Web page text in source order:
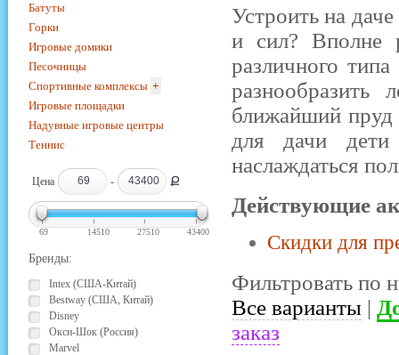
Устроить на
и сил? Вполне
различного
ближайший пруд
для дачи
наслаждаться
Действующие
Скидки для
Фильтровать по
Все варианты |
заказ
Батуты
Горки
Игровые домики
Песочницы
Спортивные комплексы +
Игровые площадки
Надувные игровые центры
Теннис
Цена - Ք
69 14510 27510 43400
Бренды:
Intex (США-Китай)
Bestway (США, Китай)
Disney
Окси-Шок (Россия)
Marvel